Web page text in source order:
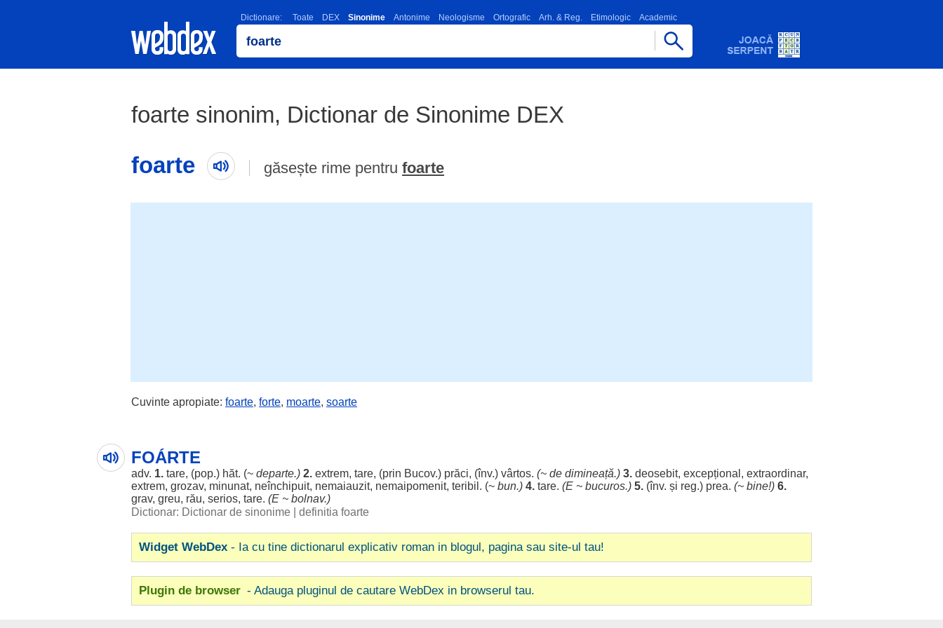
Dictionare: Toate DEX Sinonime Antonime Neologisme Ortografic Arh. & Reg. Etimologic Academic
foarte sinonim, Dictionar de Sinonime DEX
foarte
găsește rime pentru foarte
Cuvinte apropiate: foarte, forte, moarte, soarte
FOÁRTE
adv. 1. tare, (pop.) hăt. (~ departe.) 2. extrem, tare, (prin Bucov.) prăci, (înv.) vârtos. (~ de dimineață.) 3. deosebit, excepțional , extraordinar,
extrem, grozav, minunat, neînchipuit, nemaiauzit, nemaipomenit, teribil . (~ bun.) 4. tare. (E ~ bucuros.) 5. (înv. și reg.) prea. (~ bine!) 6.
grav, greu, rău, serios, tare. (E ~ bolnav.)
Dictionar: Dictionar de sinonime
definitia foarte
Widget WebDex - Ia cu tine dictionarul explicativ roman in blogul, pagina sau site-ul tau!
Plugin de browser - Adauga pluginul de cautare WebDex in browserul tau.